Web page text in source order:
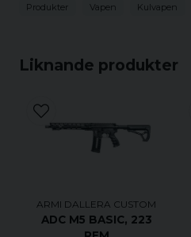
Liknande produkter
ARMI DALLERA CUSTOM
ADC M5 BASIC, 223
Produkter Vapen Kulvapen